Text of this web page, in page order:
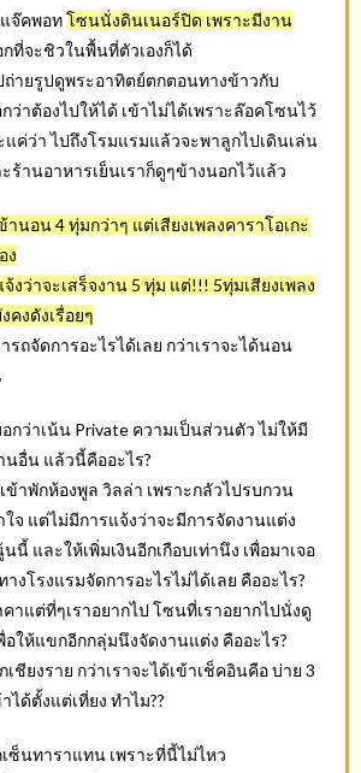
จ๊คพอทโซนนั่งดินเนอร์ปิด เพราะมีงาน
กที่จะชิวในพื้นที่ตัวเองก็ได้
ถ่ายรูปดูพระอาทิตย์ตกตอนทางข้าวกับ
ว่าต้องไปให้ได้ เข้าไม่ได้เพราะล๊อคโซนไว้
แค่ว่า ไปถึงโรมแรมแล้วจะพาลูกไปเดินเล่น
ร้านอาหารเย็นเราก็ดูๆข้างนอกไว้แล้ว
านอน 4 ทุ่มกว่าๆ แต่เสียงเพลงคาราโอเกะ
ง
งว่าจะเสร็จงาน 5 ทุ่ม แต่!!! 5ทุ่มเสียงเพลง
คงดังเรื่อยๆ
รถจัดการอะไรได้เลย กว่าเราจะได้นอน
กว่าเน้น Private ความเป็นส่วนตัว ไม่ให้มี
อื่น แล้วนี้คืออะไร?
ข้าพักห้องพูล วิลล่า เพราะกลัวไปรบกวน
จ แต่ไม่มีการแจ้งว่าจะมีการจัดงานแต่ง
และให้เพิ่มเงินอีกเกือบเท่านึง เพื่อมาเจอ
โรงแรมจัดการอะไรไม่ได้เลย คืออะไร?
คาแต่ที่ๆเราอยากไป โซนที่เราอยากไปนั่งดู
ให้แขกอีกกลุ่มนึงจัดงานแต่ง คืออะไร?
เชียงราย กว่าเราจะได้เข้าเช็คอินคือ บ่าย 3
ด้ตั้งแต่เที่ยง ทำไม??
ซ็นทาราแทน เพราะที่นี้ไม่ไหว